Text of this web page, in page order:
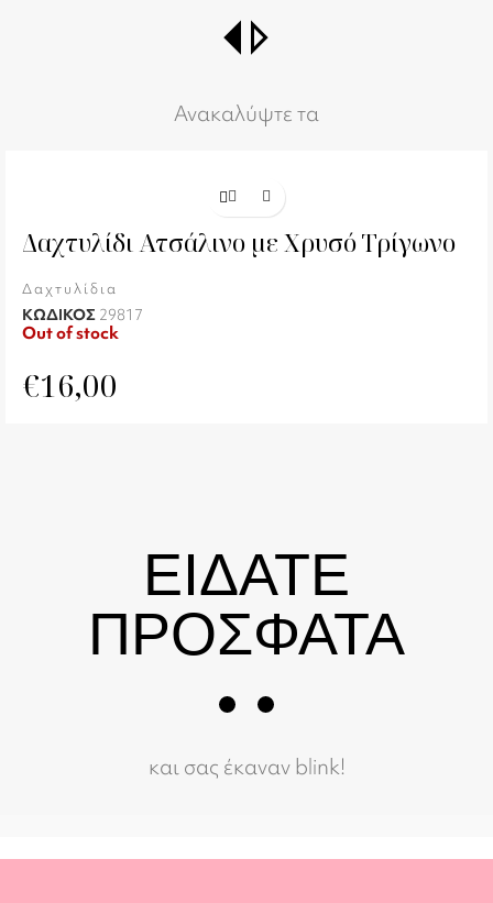
switch_right
Ανακαλύψτε τα
Δαχτυλίδι Ατσάλινο με Χρυσό Τρίγωνο
Δαχτυλίδια
ΚΩΔΙΚΟΣ 29817
Out of stock
€16,00
ΕΙΔΑΤΕ
ΠΡΟΣΦΑΤΑ
και σας έκαναν blink!